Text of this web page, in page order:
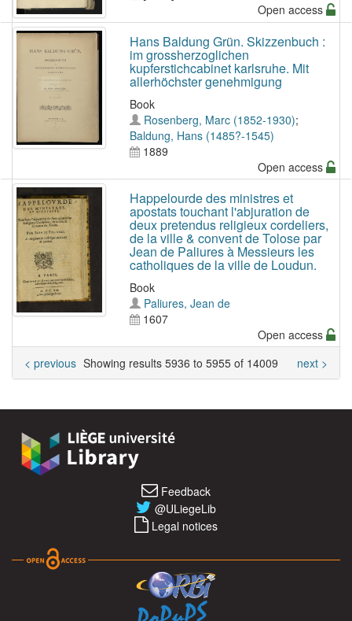
Open access
Hans Baldung Grün. Skizzenbuch :
im grossherzoglichen
kupferstichcabinet karlsruhe. Mit
allerhöchster genehmigung
Book
Rosenberg, Marc (1852-1930);
Baldung, Hans (1485?-1545)
1889
Open access
Happelourde des ministres et
apostats touchant l'abjuration de
deux pretendus religieux cordeliers,
de la ville & convent de Tolose par
Jean de Paliures à Messieurs les
catholiques de la ville de Loudun.
Book
Paliures, Jean de
1607
Open access
Showing results 5936 to 5955 of 14009
< previous next >
Feedback
@ULiegeLib
Legal notices